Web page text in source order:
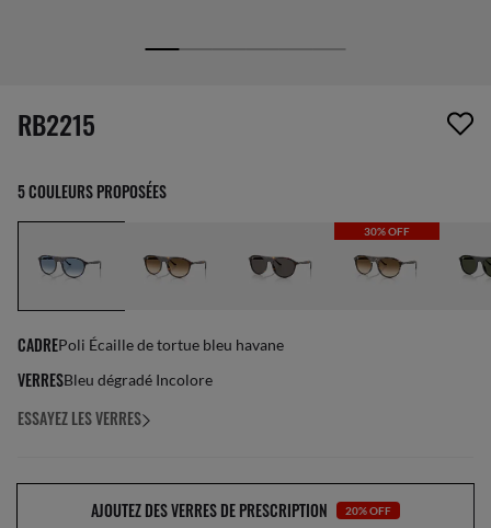
1 article a été retiré de votre liste de souhaits
RB2215
5 COULEURS PROPOSÉES
30% OFF
CADREPoli Écaille de tortue bleu havane
VERRESBleu dégradé Incolore
ESSAYEZ LES VERRES
AJOUTEZ DES VERRES DE PRESCRIPTION 20% OFF